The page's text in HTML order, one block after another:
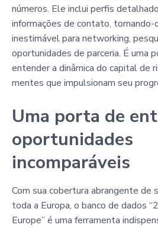
números. Ele inclui perfis
informações de contato, tornando-
inestimável para networking,
oportunidades de parceria. É uma
entender a dinâmica do capital de
mentes que impulsionam seu
Uma porta de
oportunidades
incomparáveis
Com sua cobertura abrangente de
toda a Europa, o banco de dados
Europe” é uma ferramenta